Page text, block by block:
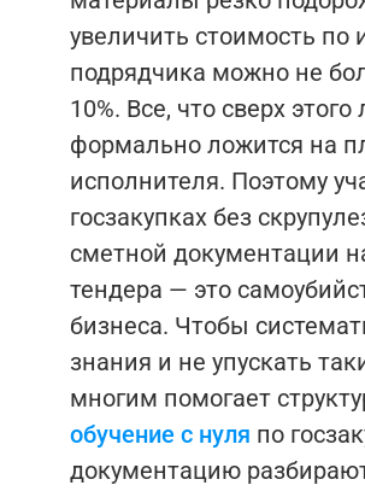
увеличить стоимость по
подрядчика можно не
10%. Все, что сверх
формально ложится на
исполнителя. Поэтому
госзакупках без
сметной документации
тендера — это
бизнеса. Чтобы
знания и не упускать
многим помогает
обучение с нуля по
документацию